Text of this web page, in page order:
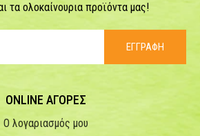
τα ολοκαίνουρια προϊόντα μας!
ΕΓΓΡΑΦΗ
ONLINE ΑΓΟΡΕΣ
Ο λογαριασμός μου